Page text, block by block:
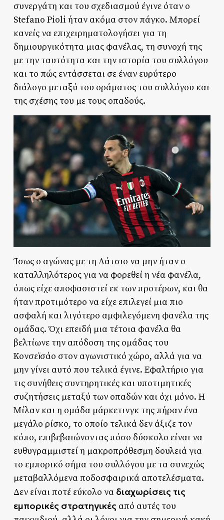
συνεργάτη και του σχεδιασμού έγινε όταν ο
Stefano Pioli ήταν ακόμα στον πάγκο. Μπορεί
κανείς να επιχειρηματολογήσει για τη
δημιουργικότητα μιας φανέλας, τη συνοχή της
με την ταυτότητα και την ιστορία του συλλόγου
και το πώς εντάσσεται σε έναν ευρύτερο
διάλογο μεταξύ του οράματος του συλλόγου και
της σχέσης του με τους οπαδούς.
Ίσως ο αγώνας με τη Λάτσιο να μην ήταν ο
καταλληλότερος για να φορεθεί η νέα φανέλα,
όπως είχε αποφασιστεί εκ των προτέρων, και θα
ήταν προτιμότερο να είχε επιλεγεί μια πιο
ασφαλή και λιγότερο αμφιλεγόμενη φανέλα της
ομάδας. Όχι επειδή μια τέτοια φανέλα θα
βελτίωνε την απόδοση της ομάδας του
Κονσεϊσάο στον αγωνιστικό χώρο, αλλά για να
μην γίνει αυτό που τελικά έγινε. Εφαλτήριο για
τις συνήθεις συντηρητικές και υποτιμητικές
συζητήσεις μεταξύ των οπαδών και όχι μόνο. Η
Μίλαν και η ομάδα μάρκετινγκ της πήραν ένα
μεγάλο ρίσκο, το οποίο τελικά δεν άξιζε τον
κόπο, επιβεβαιώνοντας πόσο δύσκολο είναι να
ευθυγραμμιστεί η μακροπρόθεσμη δουλειά για
το εμπορικό σήμα του συλλόγου με τα συνεχώς
μεταβαλλόμενα ποδοσφαιρικά αποτελέσματα.
Δεν είναι ποτέ εύκολο να διαχωρίσεις τις
εμπορικές στρατηγικές από αυτές του